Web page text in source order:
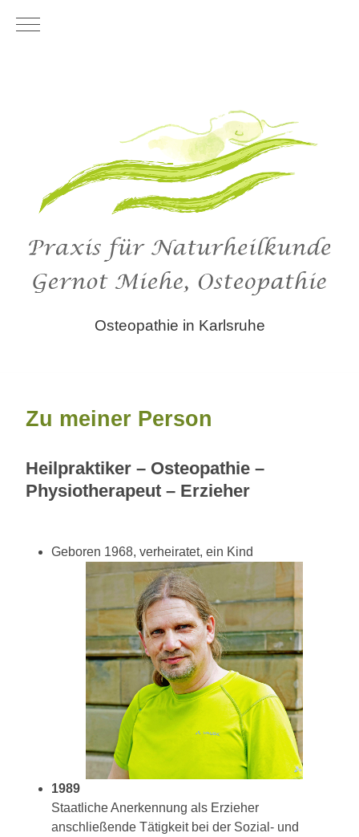
Mobile Menu Toggle
Osteopathie in Karlsruhe
Zu meiner Person
Heilpraktiker – Osteopathie –
Physiotherapeut – Erzieher
Geboren 1968, verheiratet, ein Kind
1989
Staatliche Anerkennung als Erzieher
anschließende Tätigkeit bei der Sozial- und